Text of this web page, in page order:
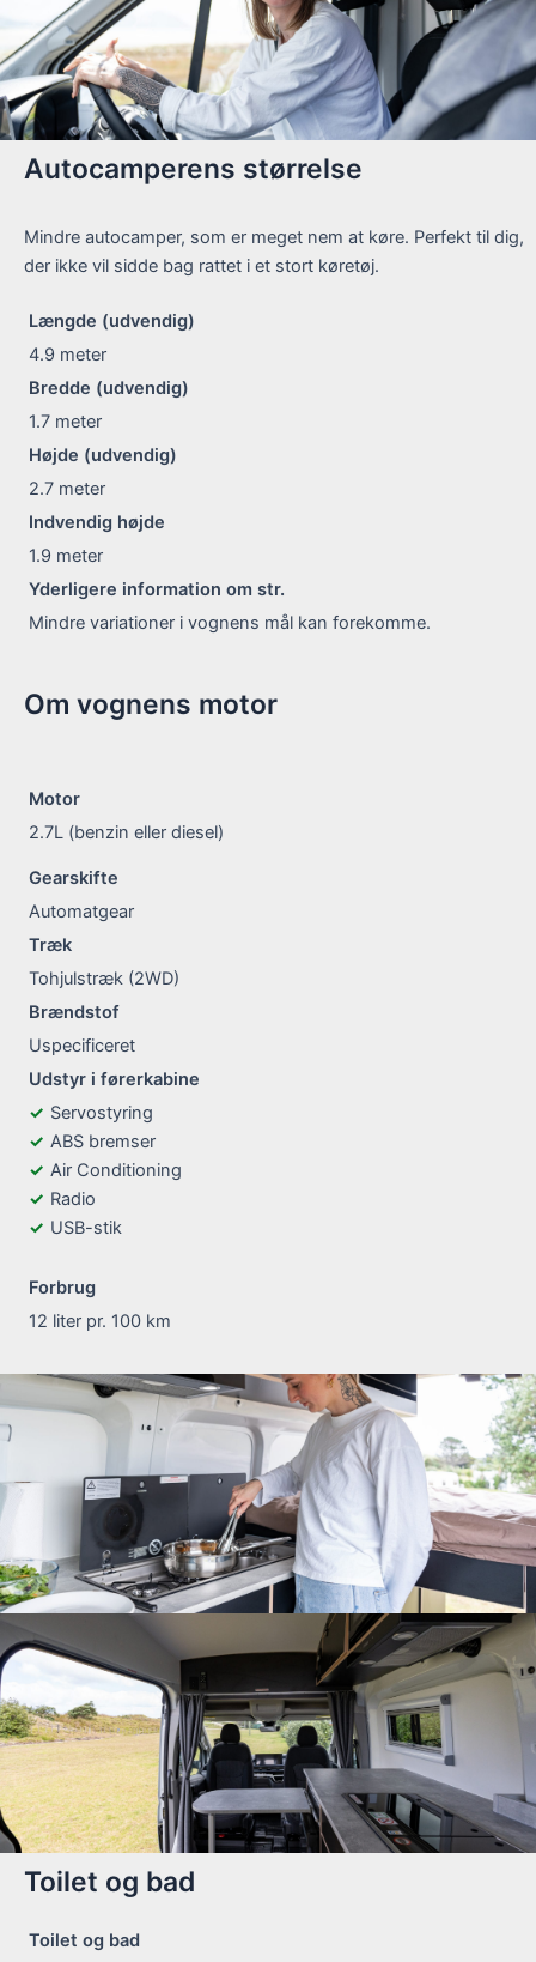
Autocamperens størrelse
Mindre autocamper, som er meget nem at køre. Perfekt til dig,
der ikke vil sidde bag rattet i et stort køretøj.
Længde (udvendig)
4.9 meter
Bredde (udvendig)
1.7 meter
Højde (udvendig)
2.7 meter
Indvendig højde
1.9 meter
Yderligere information om str.
Mindre variationer i vognens mål kan forekomme.
Om vognens motor
Motor
2.7L (benzin eller diesel)
Gearskifte
Automatgear
Træk
Tohjulstræk (2WD)
Brændstof
Uspecificeret
Udstyr i førerkabine
Servostyring
ABS bremser
Air Conditioning
Radio
USB-stik
Forbrug
12 liter pr. 100 km
Toilet og bad
Toilet og bad